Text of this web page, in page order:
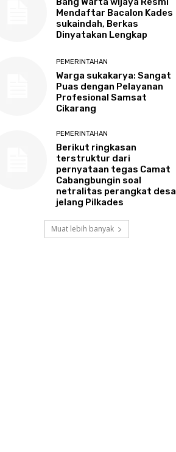
Mendaftar Bacalon Kades
sukaindah, Berkas
Dinyatakan Lengkap
PEMERINTAHAN
Warga sukakarya: Sangat
Puas dengan Pelayanan
Profesional Samsat
Cikarang
PEMERINTAHAN
Berikut ringkasan
terstruktur dari
pernyataan tegas Camat
Cabangbungin soal
netralitas perangkat desa
jelang Pilkades
Muat lebih banyak